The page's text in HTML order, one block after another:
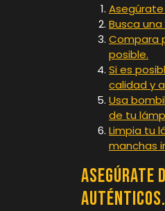
Busca
Compara
posible.
Si es
calidad y
Usa
de tu
Limpia tu
manchas
Asegúrate
auténticos.